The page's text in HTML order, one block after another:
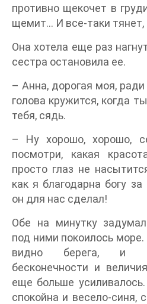
противно щекочет в
щемит… И все-таки тянет,
Она хотела еще раз
сестра остановила ее.
– Анна, дорогая моя,
голова кружится, когда
тебя, сядь.
– Ну хорошо, хорошо,
посмотри, какая
просто глаз не
как я благодарна богу
он для нас сделал!
Обе на минутку
под ними покоилось
видно берега, и
бесконечности и
еще больше
спокойна и весело-синя,